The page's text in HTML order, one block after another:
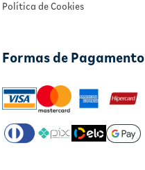
Política de Cookies
Formas de Pagamento